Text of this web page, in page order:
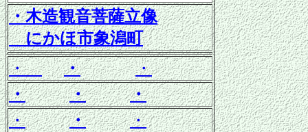
・木造観音菩薩立像
にかほ市象潟町
・
・
・
・
・
・
・
・
・